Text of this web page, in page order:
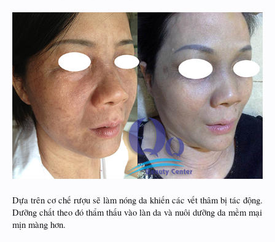
Dựa trên cơ chế rượu sẽ làm nóng da khiến các vết thâm bị tác động.
Dưỡng chất theo đó thẩm thấu vào làn da và nuôi dưỡng da mềm mại
mịn màng hơn.